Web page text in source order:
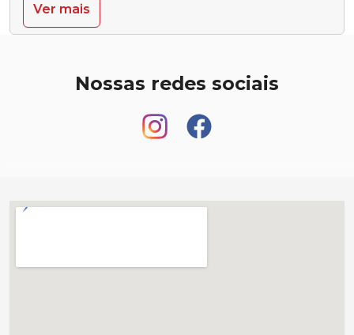
Ver mais
Nossas redes sociais